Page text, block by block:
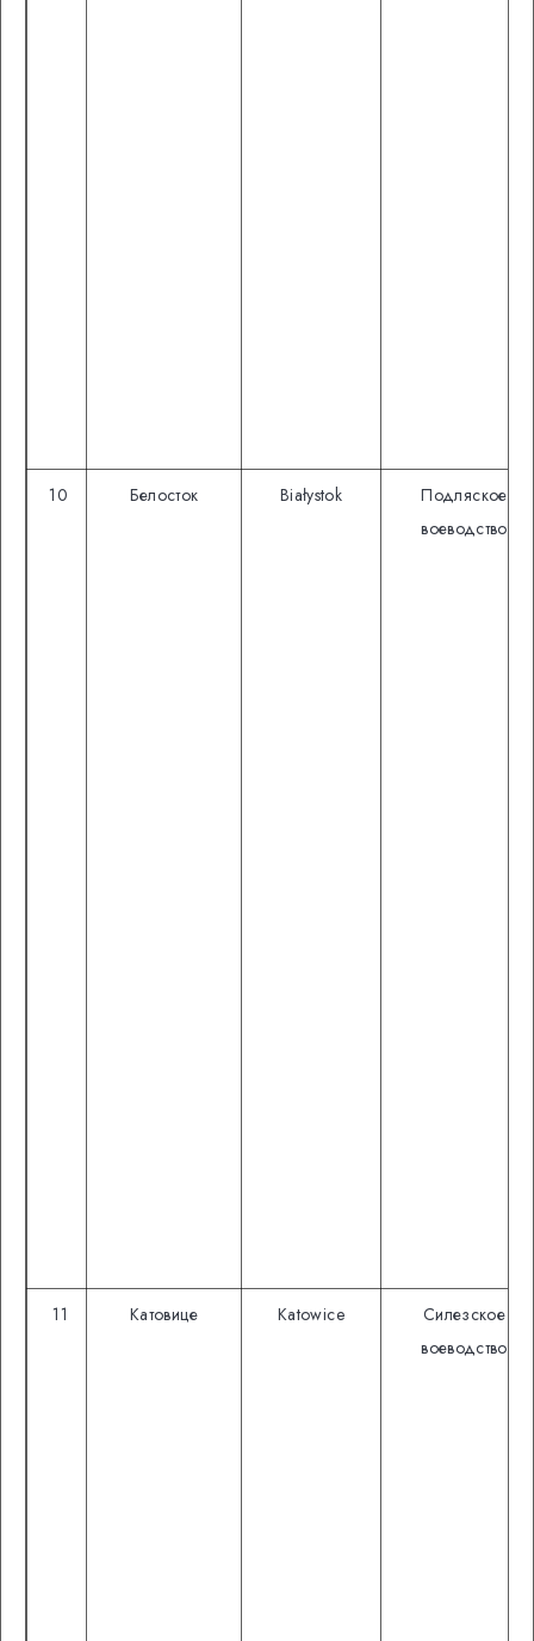
10 Белосток Białystok
Подляское
воеводство
11 Катовице Katowice
Силезское
воеводство